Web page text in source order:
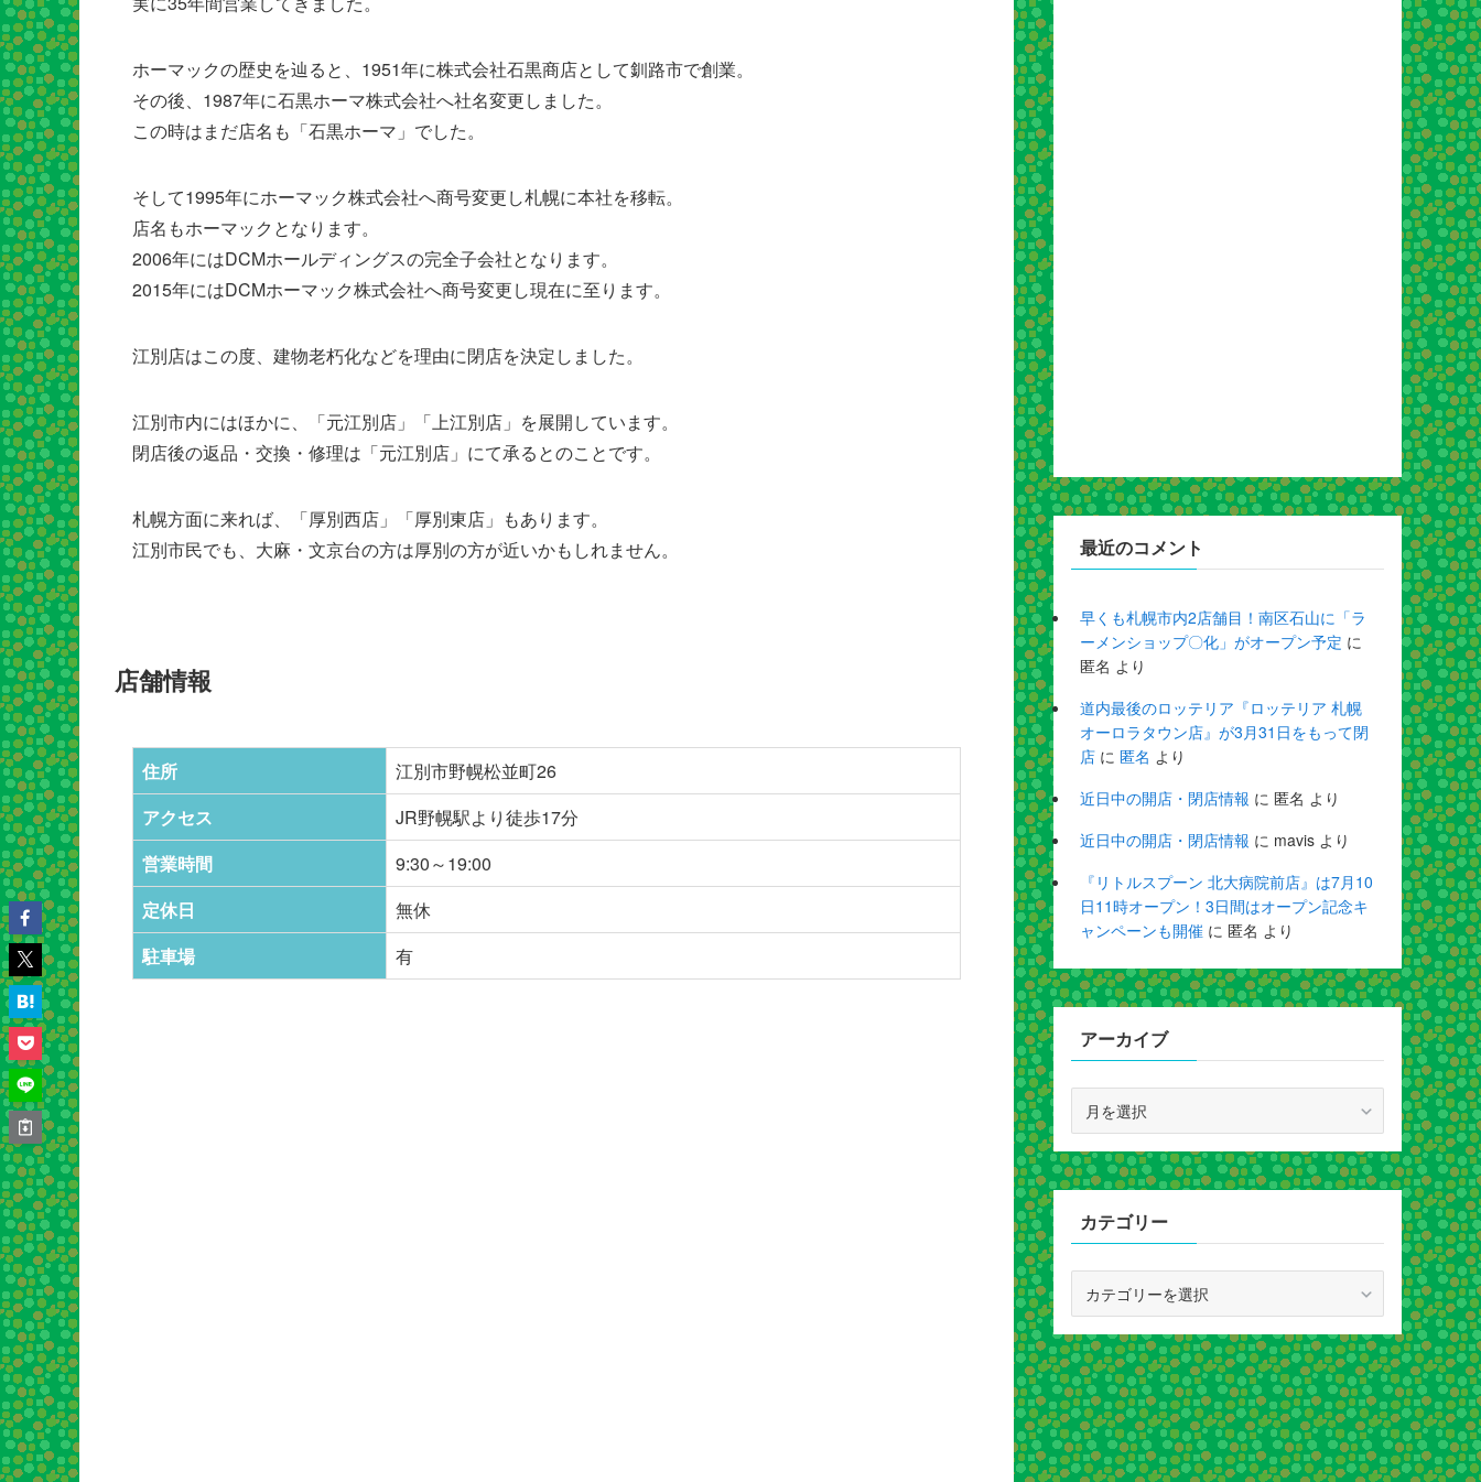
ホーマックの歴史を辿ると、1951年に株式会社石黒商店として釧路市で創業。
その後、1987年に石黒ホーマ株式会社へ社名変更しました。
この時はまだ店名も「石黒ホーマ」でした。
そして1995年にホーマック株式会社へ商号変更し札幌に本社を移転。
店名もホーマックとなります。
2006年にはDCMホールディングスの完全子会社となります。
2015年にはDCMホーマック株式会社へ商号変更し現在に至ります。
江別店はこの度、建物老朽化などを理由に閉店を決定しました。
江別市内にはほかに、「元江別店」「上江別店」を展開しています。
閉店後の返品・交換・修理は「元江別店」にて承るとのことです。
札幌方面に来れば、「厚別西店」「厚別東店」もあります。
江別市民でも、大麻・文京台の方は厚別の方が近いかもしれません。
店舗情報
住所
江別市野幌松並町26
アクセス
JR野幌駅より徒歩17分
営業時間
9:30～19:00
定休日
無休
駐車場
有
最近のコメント
早くも札幌市内2店舗目！南区石山に「ラ
ーメンショップ〇化」がオープン予定 に
匿名 より
道内最後のロッテリア『ロッテリア 札幌
オーロラタウン店』が3月31日をもって閉
店 に 匿名 より
近日中の開店・閉店情報 に 匿名 より
近日中の開店・閉店情報 に mavis より
『リトルスプーン 北大病院前店』は7月10
日11時オープン！3日間はオープン記念キ
ャンペーンも開催 に 匿名 より
アーカイブ
カ
イ
ブ
カテゴリー
ゴ
リ
ー